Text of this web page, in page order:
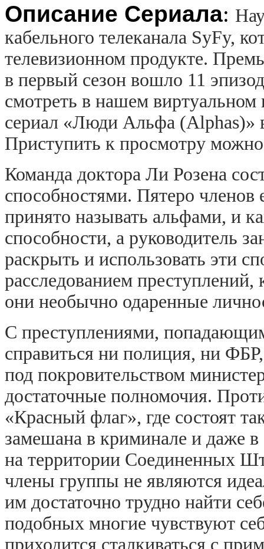
Описание Сериала:
кабельного телеканала SyFy,
телевизионном продукте.
в первый сезон вошло 11
смотреть в нашем виртуальном
сериал «Люди Альфа (Alphas)»
Приступить к просмотру
Команда доктора Ли Розена
способностями. Пятеро
принято называть альфами, и
способности, а руководитель
раскрыть и использовать эти
расследованием
они необычно одаренные
С преступлениями,
справиться ни полиция, ни
под покровительством
достаточные полномочия.
«Красный флаг», где состоят
замешана в криминале и даже
на территории Соединенных
члены группы не являются
им достаточно трудно найти
подобных многие чувствуют
приходится сталкиваться с